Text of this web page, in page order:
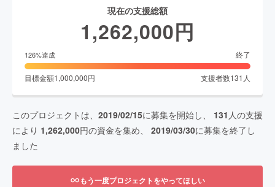
現在の支援総額
1,262,000円
126%達成 終了
目標金額1,000,000円 支援者数131 人
このプロジェクトは、 2019/02/15に募集を開始し、 131 人の支援
により 1,262,000円の資金を集め、 2019/03/30に募集を終了し
ました
もう一度プロジェクトをやってほしい